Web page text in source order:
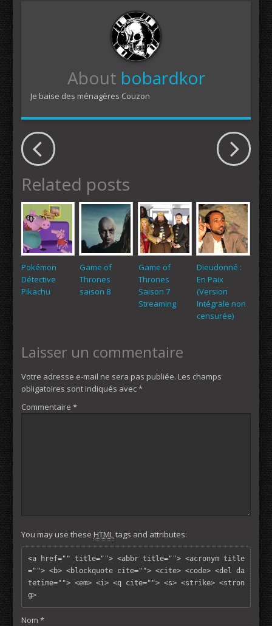
About bobardkor
Je baise des ménagères Couzon
Related posts
Pokémon
Détective
Pikachu
Game of
Thrones
saison 8
Game of
Thrones
Saison 7
Streaming
Dieudonné :
En Paix
(Version
Intégrale non
censurée)
Laisser un commentaire
Votre adresse e-mail ne sera pas publiée. Les champs
obligatoires sont indiqués avec*
Commentaire *
You may use these HTMLtags and attributes:
<a href="" title=""> <abbr title=""> <acronym title
=""> <b> <blockquote cite=""> <cite> <code> <del da
tetime=""> <em> <i> <q cite=""> <s> <strike> <stron
g>
Nom *